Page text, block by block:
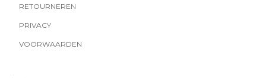
RETOURNEREN
PRIVACY
VOORWAARDEN